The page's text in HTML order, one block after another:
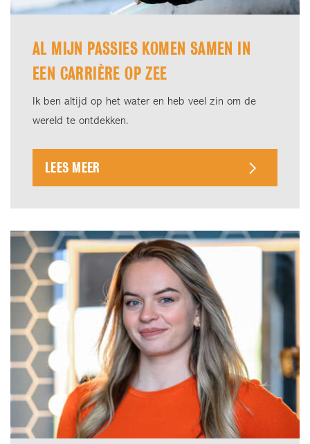
AL MIJN PASSIES KOMEN SAMEN IN
EEN CARRIÈRE OP ZEE
Ik ben altijd op het water en heb veel zin om de
wereld te ontdekken.
LEES MEER